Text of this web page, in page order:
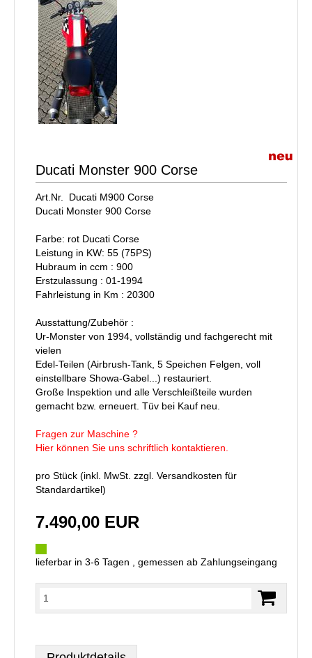
Ducati Monster 900 Corse
Art.Nr. Ducati M900 Corse
Ducati Monster 900 Corse
Farbe: rot Ducati Corse
Leistung in KW: 55 (75PS)
Hubraum in ccm : 900
Erstzulassung : 01-1994
Fahrleistung in Km : 20300
Ausstattung/Zubehör :
Ur-Monster von 1994, vollständig und fachgerecht mit
vielen
Edel-Teilen (Airbrush-Tank, 5 Speichen Felgen, voll
einstellbare Showa-Gabel...) restauriert.
Große Inspektion und alle Verschleißteile wurden
gemacht bzw. erneuert. Tüv bei Kauf neu.
Fragen zur Maschine ?
Hier können Sie uns schriftlich kontaktieren.
pro Stück (inkl. MwSt. zzgl. Versandkosten für
Standardartikel)
7.490,00 EUR
lieferbar in 3-6 Tagen , gemessen ab Zahlungseingang